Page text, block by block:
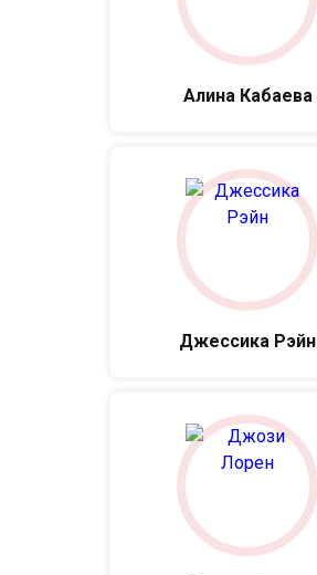
Алина Кабаева
Джессика Рэйн